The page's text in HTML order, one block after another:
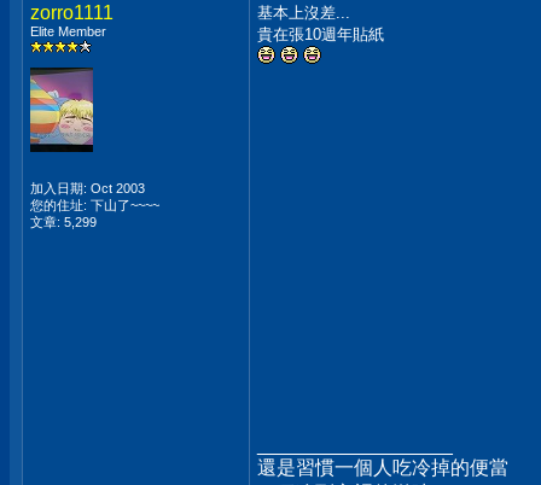
zorro1111
Elite Member
加入日期: Oct 2003
您的住址: 下山了~~~~
文章: 5,299
基本上沒差...
貴在張10週年貼紙
還是習慣一個人吃冷掉的便當